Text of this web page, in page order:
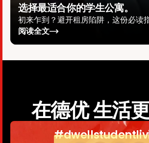
选择最适合你的学生公寓。
初来乍到？避开租房陷阱，这份必读
阅读全文
在德优 生活